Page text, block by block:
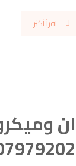
اقرأ أكثر